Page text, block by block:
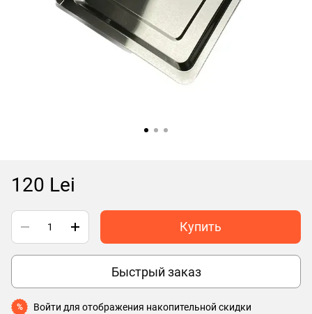
120 Lei
Купить
Быстрый заказ
% Войти для отображения накопительной скидки